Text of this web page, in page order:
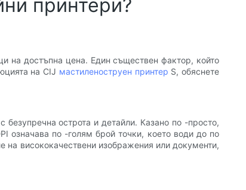
принтери?
на достъпна цена. Един съществен фактор, който
на CIJ мастиленоструен принтер S, обяснете
безупречна острота и детайли. Казано по -просто,
означава по -голям брой точки, което води до по
на висококачествени изображения или документи,